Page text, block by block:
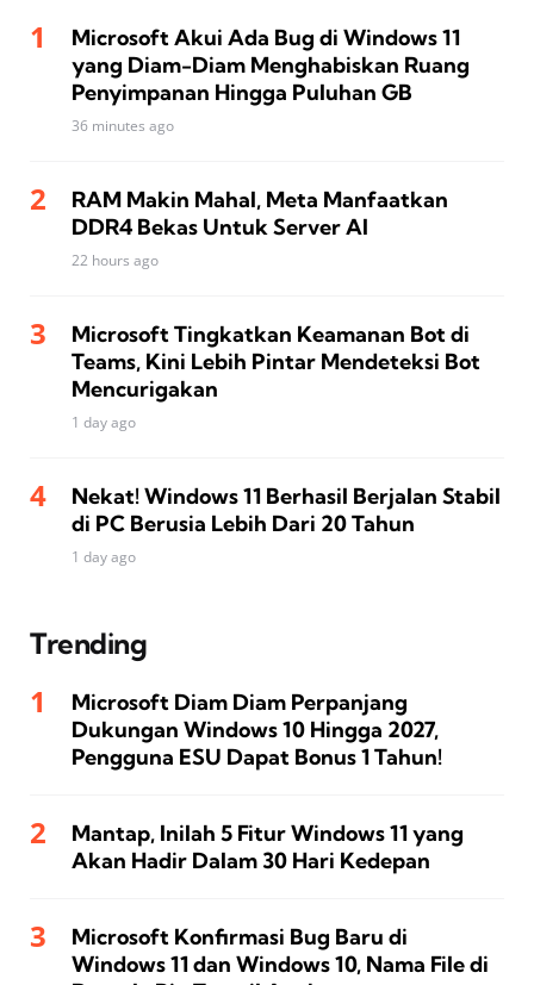
Microsoft Akui Ada Bug di Windows 11
yang Diam-Diam Menghabiskan Ruang
Penyimpanan Hingga Puluhan GB
36 minutes ago
RAM Makin Mahal, Meta Manfaatkan
DDR4 Bekas Untuk Server AI
22 hours ago
Microsoft Tingkatkan Keamanan Bot di
Teams, Kini Lebih Pintar Mendeteksi Bot
Mencurigakan
1 day ago
Nekat! Windows 11 Berhasil Berjalan Stabil
di PC Berusia Lebih Dari 20 Tahun
1 day ago
Trending
Microsoft Diam Diam Perpanjang
Dukungan Windows 10 Hingga 2027,
Pengguna ESU Dapat Bonus 1 Tahun!
Mantap, Inilah 5 Fitur Windows 11 yang
Akan Hadir Dalam 30 Hari Kedepan
Microsoft Konfirmasi Bug Baru di
Windows 11 dan Windows 10, Nama File di